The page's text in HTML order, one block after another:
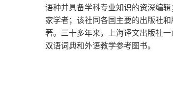
语种并具备学科专业知识的资深编
家学者；该社同各国主要的出版社
著。三十多年来，上海译文出版社
双语词典和外语教学参考图书。